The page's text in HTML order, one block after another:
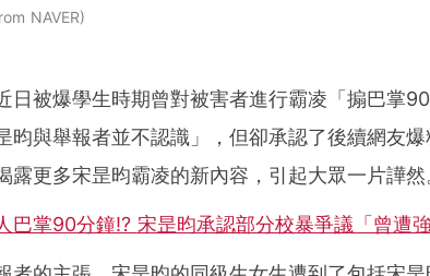
NAVER
日被爆學生時期曾對被害者進行霸凌「搧巴掌
昀與舉報者並不認識」，但卻承認了後續網友
露更多宋昰昀霸凌的新內容，引起大眾一片譁然
巴掌90分鐘!? 宋昰昀承認部分校暴爭議「曾遭